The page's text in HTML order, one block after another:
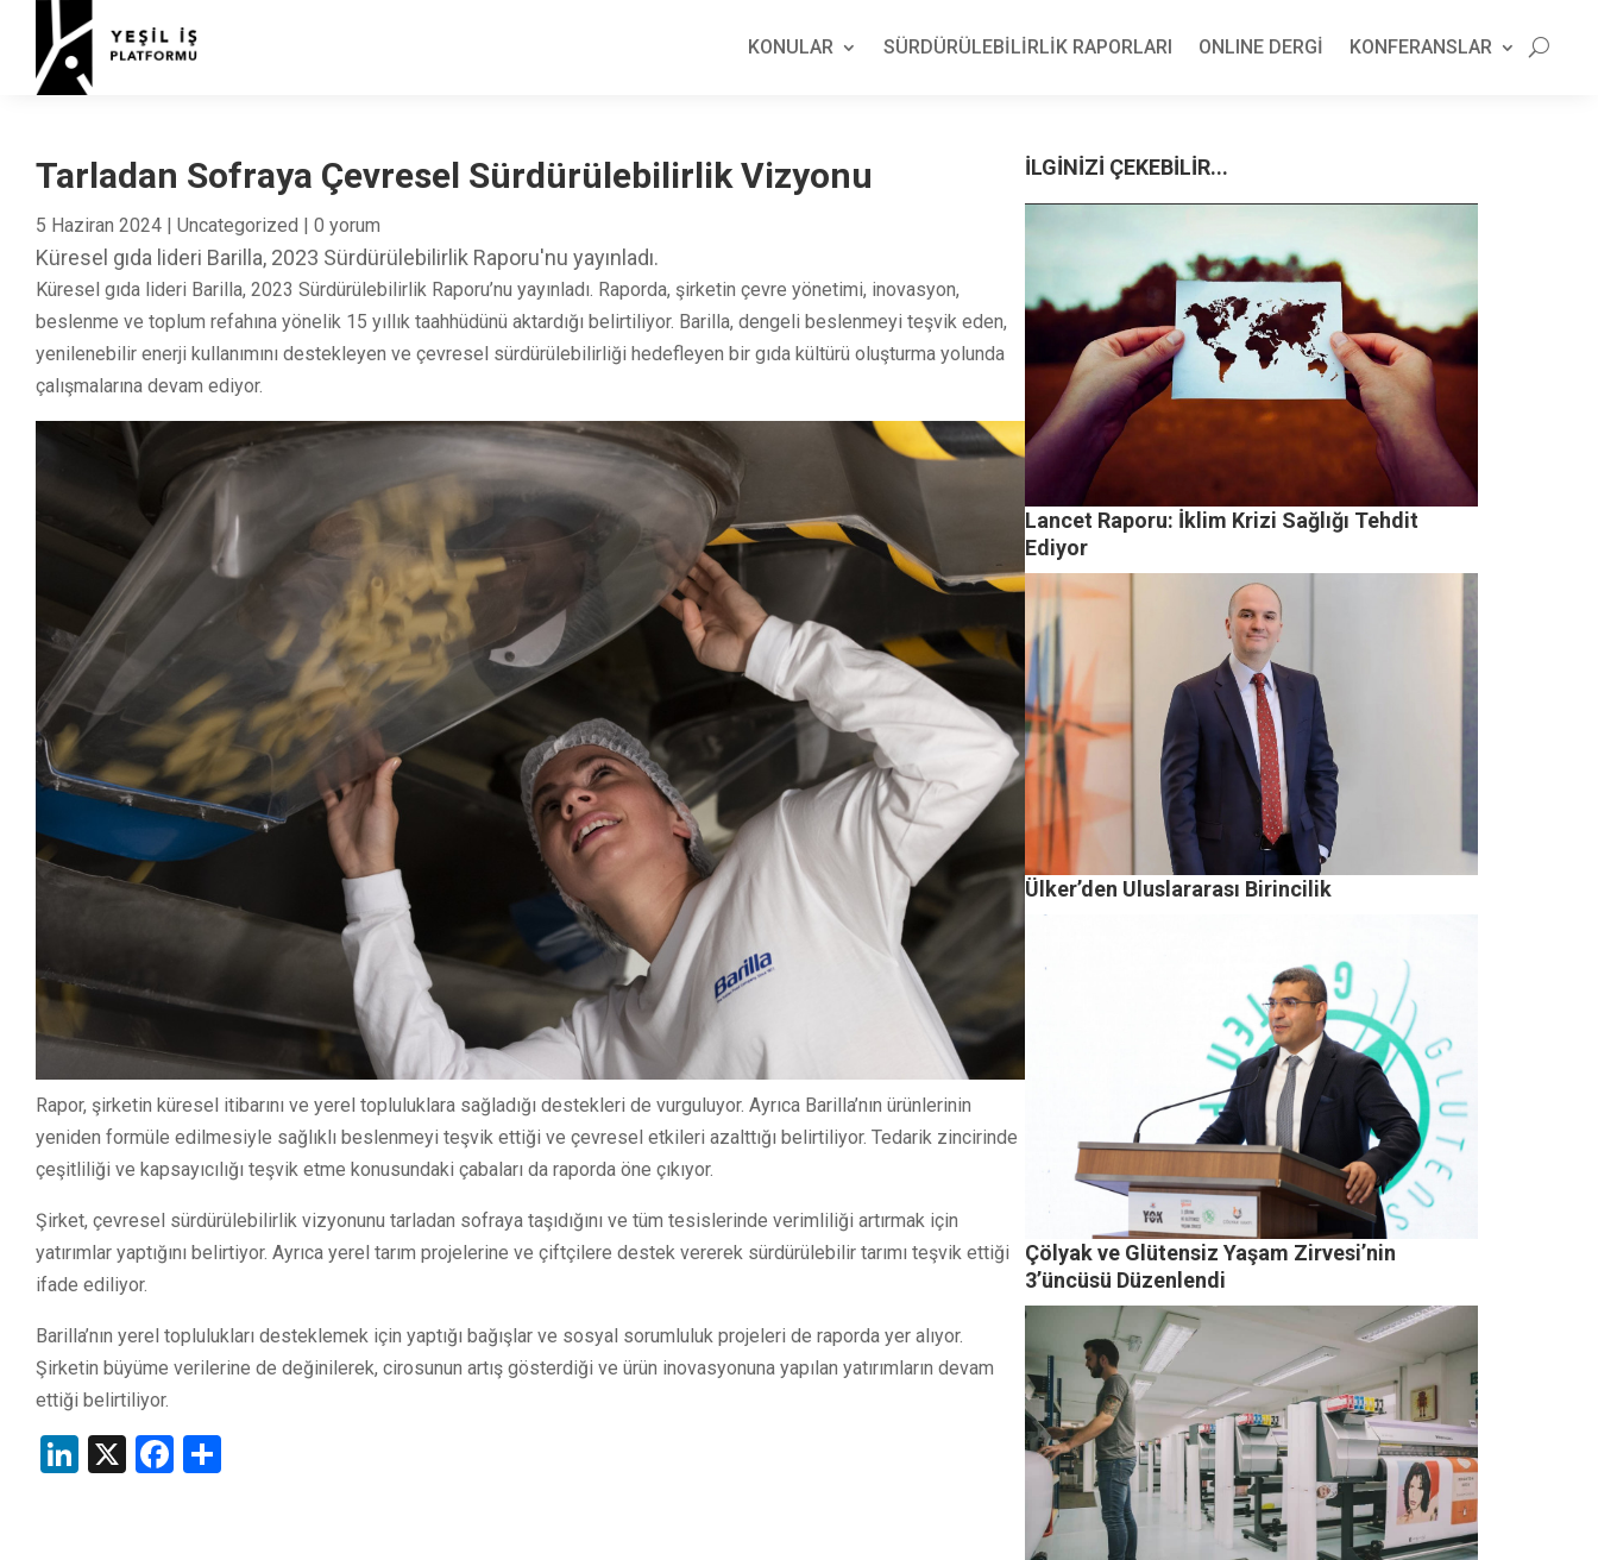
KONULAR SÜRDÜRÜLEBİLİRLİK RAPORLARI ONLINE DERGİ KONFERANSLAR
Tarladan Sofraya Çevresel Sürdürülebilirlik Vizyonu
5 Haziran 2024 | Uncategorized | 0 yorum
Küresel gıda lideri Barilla, 2023 Sürdürülebilirlik Raporu'nu yayınladı.
Küresel gıda lideri Barilla, 2023 Sürdürülebilirlik Raporu’nu yayınladı. Raporda, şirketin çevre yönetimi, inovasyon,
beslenme ve toplum refahına yönelik 15 yıllık taahhüdünü aktardığı belirtiliyor. Barilla, dengeli beslenmeyi teşvik eden,
yenilenebilir enerji kullanımını destekleyen ve çevresel sürdürülebilirliği hedefleyen bir gıda kültürü oluşturma yolunda
çalışmalarına devam ediyor.
Rapor, şirketin küresel itibarını ve yerel topluluklara sağladığı destekleri de vurguluyor. Ayrıca Barilla’nın ürünlerinin
yeniden formüle edilmesiyle sağlıklı beslenmeyi teşvik ettiği ve çevresel etkileri azalttığı belirtiliyor. Tedarik zincirinde
çeşitliliği ve kapsayıcılığı teşvik etme konusundaki çabaları da raporda öne çıkıyor.
Şirket, çevresel sürdürülebilirlik vizyonunu tarladan sofraya taşıdığını ve tüm tesislerinde verimliliği artırmak için
yatırımlar yaptığını belirtiyor. Ayrıca yerel tarım projelerine ve çiftçilere destek vererek sürdürülebilir tarımı teşvik ettiği
ifade ediliyor.
Barilla’nın yerel toplulukları desteklemek için yaptığı bağışlar ve sosyal sorumluluk projeleri de raporda yer alıyor.
Şirketin büyüme verilerine de değinilerek, cirosunun artış gösterdiği ve ürün inovasyonuna yapılan yatırımların devam
ettiği belirtiliyor.
LinkedIn
X Facebook
İLGİNİZİ ÇEKEBİLİR...
Lancet Raporu: İklim Krizi Sağlığı Tehdit
Ediyor
Ülker’den Uluslararası Birincilik
Çölyak ve Glütensiz Yaşam Zirvesi’nin
3’üncüsü Düzenlendi